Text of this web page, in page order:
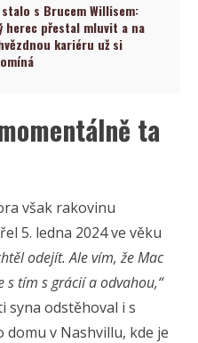
stalo s Brucem Willisem:
herec přestal mluvit a na
kariéru už si
ta
však rakovinu
5. ledna 2024 ve věku
odejít. Ale vím, že Mac
s tím s grácií a odvahou,“
syna odstěhoval i s
v Nashvillu, kde je